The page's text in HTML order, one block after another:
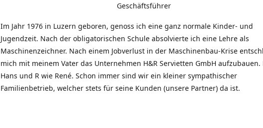
Geschäftsführer
Im Jahr 1976 in Luzern geboren, genoss ich eine ganz normale Kinder- und
Jugendzeit. Nach der obligatorischen Schule absolvierte ich eine Lehre als
Maschinenzeichner. Nach einem Jobverlust in der Maschinenbau-Krise
mich mit meinem Vater das Unternehmen H&R Servietten GmbH aufzubauen.
Hans und R wie René. Schon immer sind wir ein kleiner sympathischer
Familienbetrieb, welcher stets für seine Kunden (unsere Partner) da ist.